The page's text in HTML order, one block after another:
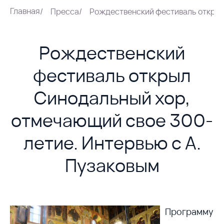
Главная/ Пресса/ Рождественский фестиваль
Рождественский
фестиваль открыл
Синодальный хор,
отмечающий свое 300-
летие. Интервью с А.
Пузаковым
Программу